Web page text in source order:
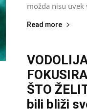
možda nisu
Read more
ŠTO
bili bliži